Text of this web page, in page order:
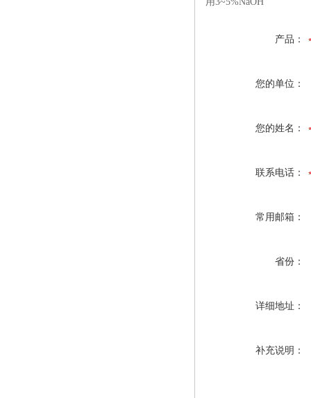
产品：
您的单位：
您的姓名：
联系电话：
常用邮箱：
省份：
详细地址：
补充说明：